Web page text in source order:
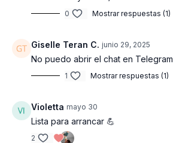
0 Mostrar respuestas (1)
Giselle Teran C. junio 29, 2025
No puedo abrir el chat en Telegram
1 Mostrar respuestas (1)
Violetta mayo 30
Lista para arrancar 💪
2